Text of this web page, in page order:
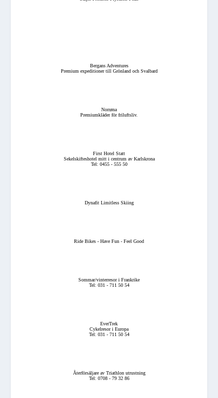
Bergans Adventures
Premium expeditioner till Grönland och Svalbard
Norrøna
Premiumkläder för friluftsliv.
First Hotel Statt
Sekelskifteshotel mitt i centrum av Karlskrona
Tel: 0455 - 555 50
Dynafit Limitless Skiing
Ride Bikes - Have Fun - Feel Good
Sommar/vinterresor i Frankrike
Tel: 031 - 711 50 54
EverTrek
Cykelresor i Europa
Tel: 031 - 711 50 54
Återförsäljare av Triathlon utrustning
Tel: 0708 - 79 32 86